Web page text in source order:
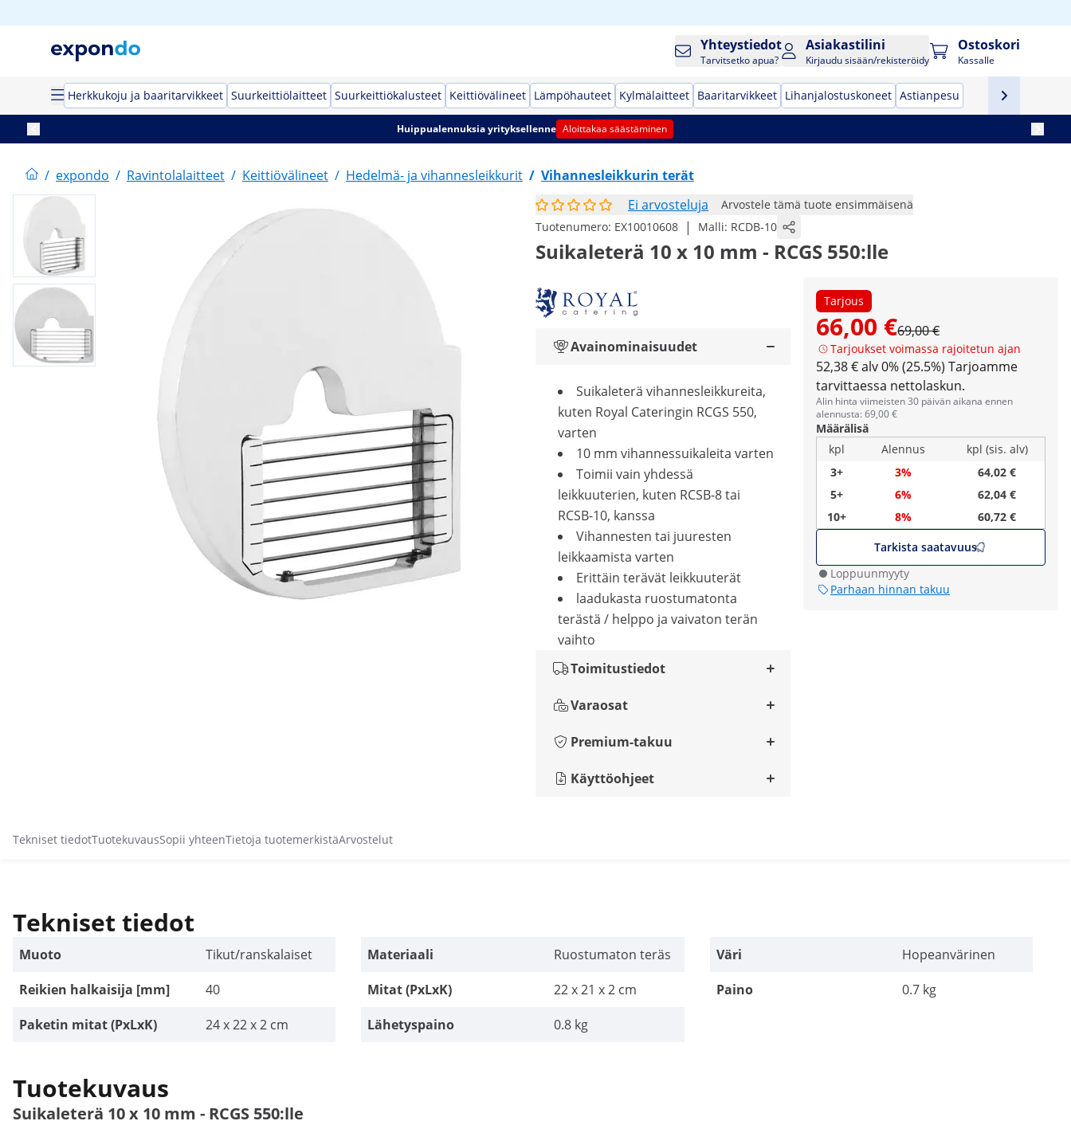
Yhteystiedot
Tarvitsetko apua?
Asiakastilini
Kirjaudu sisään/rekisteröidy
Ostoskori
Kassalle
Herkkukoju ja baaritarvikkeet Suurkeittiölaitteet Suurkeittiökalusteet Keittiövälineet Lämpöhauteet Kylmälaitteet Baaritarvikkeet Lihanjalostuskoneet Astianpesu
Huippualennuksia yrityksellenne Aloittakaa säästäminen
/ expondo / Ravintolalaitteet / Keittiövälineet / Hedelmä- ja vihannesleikkurit / Vihannesleikkurin terät
Ei arvosteluja
Arvostele tämä tuote ensimmäisenä
Tuotenumero: EX10010608 | Malli: RCDB-10
Suikaleterä 10 x 10 mm - RCGS 550:lle
Tarjous
66,00 €69,00 €
Tarjoukset voimassa rajoitetun ajan
52,38 € alv 0% (25.5%) Tarjoamme
tarvittaessa nettolaskun.
Alin hinta viimeisten 30 päivän aikana ennen
alennusta: 69,00 €
Määrälisä
kpl
Alennus
kpl (sis. alv)
3+
3%
64,02 €
5+
6%
62,04 €
10+
8%
60,72 €
Tarkista saatavuus
Loppuunmyyty
Parhaan hinnan takuu
Avainominaisuudet
Suikaleterä vihannesleikkureita,
kuten Royal Cateringin RCGS 550,
varten
10 mm vihannessuikaleita varten
Toimii vain yhdessä
leikkuuterien, kuten RCSB-8 tai
RCSB-10, kanssa
Vihannesten tai juuresten
leikkaamista varten
Erittäin terävät leikkuuterät
laadukasta ruostumatonta
terästä / helppo ja vaivaton terän
vaihto
Toimitustiedot
Varaosat
Premium-takuu
Käyttöohjeet
Tekniset tiedotTuotekuvausSopii yhteenTietoja tuotemerkistäArvostelut
Tekniset tiedot
Muoto Tikut/ranskalaiset Materiaali Ruostumaton teräs Väri
Hopeanvärinen
Reikien halkaisija [mm]
40 Mitat (PxLxK) 22 x 21 x 2 cm Paino
0.7 kg
Paketin mitat (PxLxK)
24 x 22 x 2 cm Lähetyspaino 0.8 kg
Tuotekuvaus
Suikaleterä 10 x 10 mm - RCGS 550:lle